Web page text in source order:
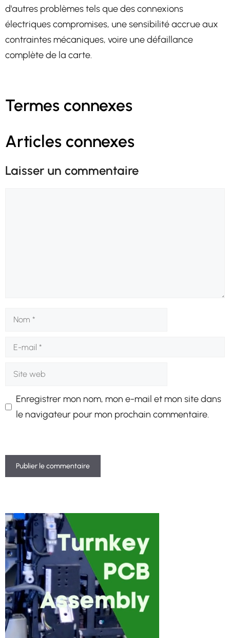
d'autres problèmes tels que des connexions
électriques compromises, une sensibilité accrue aux
contraintes mécaniques, voire une défaillance
complète de la carte.
Termes connexes
Articles connexes
Laisser un commentaire
Nom
Site
Enregistrer mon nom, mon e-mail et mon site dans
le navigateur pour mon prochain commentaire.
t
e
r
n
a
t
i
v
e